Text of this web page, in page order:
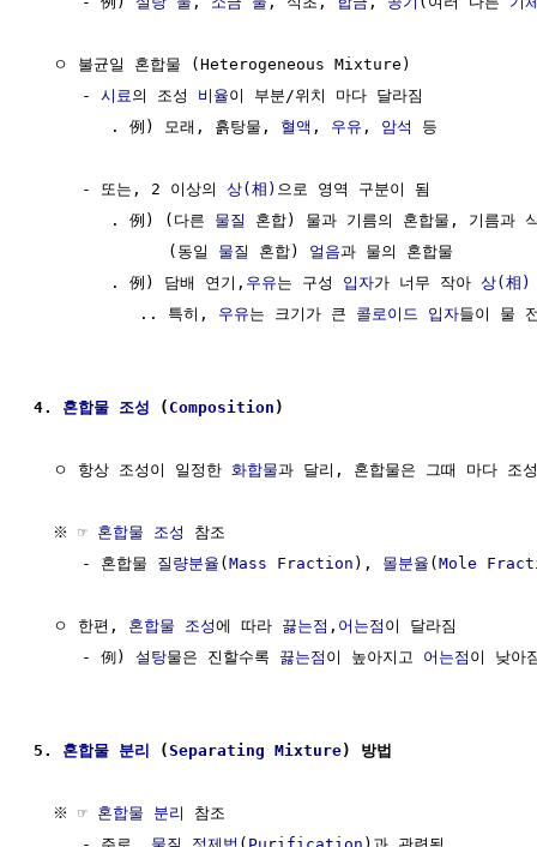
  ㅇ 불균일 혼합물 (Heterogeneous Mixture)
     -
시료 의 조성 비율이 부분/위치 마다 달라짐
        . 例) 모래, 흙탕물,
혈액 , 우유 , 암석 등
     - 또는, 2 이상의
상(相) 으로 영역 구분이 됨
        . 例) (다른
물질
혼합) 물과 기름의 혼합물, 기름과
              (동일
물질 혼합) 얼음과 물의 혼합물
        . 例) 담배 연기,
우유는 구성 입자가 너무 작아 상(相)
           .. 특히,
우유는 크기가 큰 콜로이드 입자들이 물
4. 혼합물 조성 ( Composition )
  ㅇ 항상 조성이 일정한
화합물과 달리, 혼합물은 그때 마다 조
  ※ ☞
혼합물 조성
참조
     - 혼합물
질량분율 (Mass Fraction ), 몰분율 (Mole
  ㅇ 한편,
혼합물 조성에 따라 끓는점 , 어는점 이 달라짐
     - 例)
설탕물은 진할수록 끓는점 이 높아지고 어는점 이 낮아
5. 혼합물 분리 (Separating Mixture) 방법
  ※ ☞
혼합물 분리
참조
     - 주로,
물질 정제법 ( Purification )과 관련됨